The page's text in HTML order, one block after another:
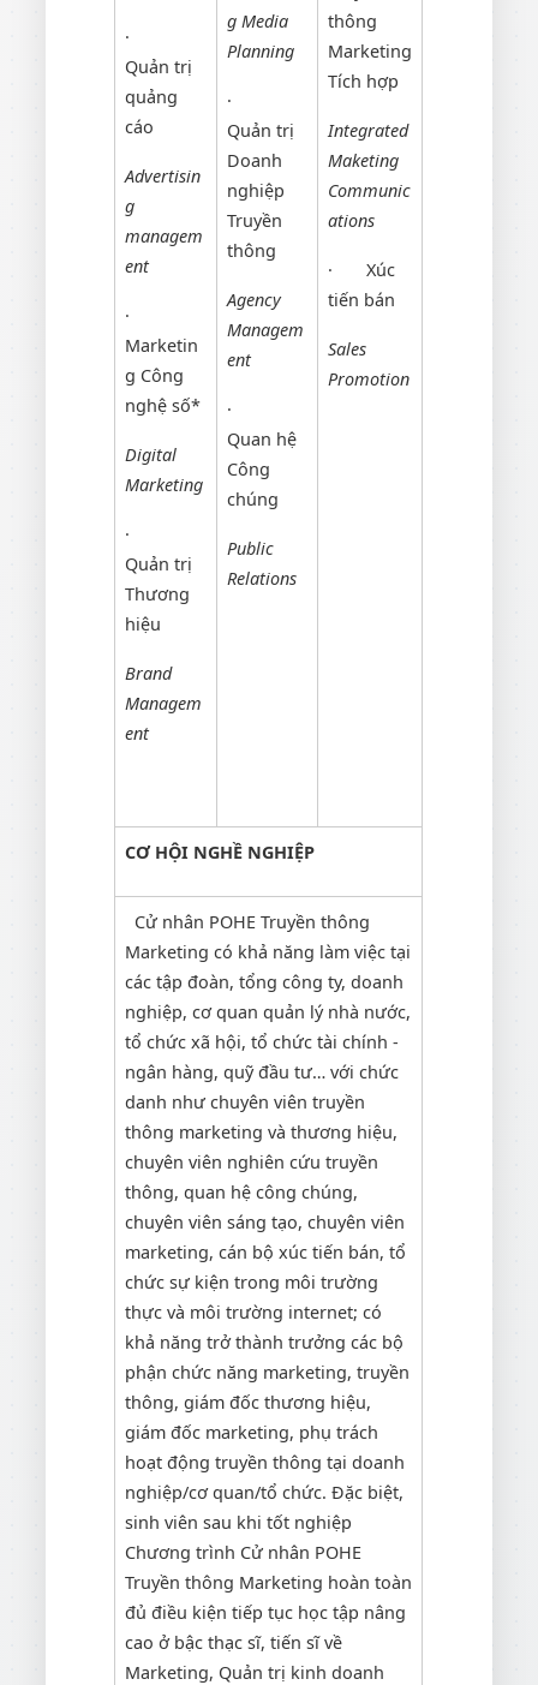
·
Quản trị
quảng
cáo
Advertisin
g
managem
ent
·
Marketin
g Công
nghệ số*
Digital
Marketing
·
Quản trị
Thương
hiệu
Brand
Managem
ent
g Media
Planning
·
Quản trị
Doanh
nghiệp
Truyền
thông
Agency
Managem
ent
·
Quan hệ
Công
chúng
Public
Relations
thông
Marketing
Tích hợp
Integrated
Maketing
Communic
ations
· Xúc
tiến bán
Sales
Promotion
CƠ HỘI NGHỀ NGHIỆP
Cử nhân POHE Truyền thông
Marketing có khả năng làm việc tại
các tập đoàn, tổng công ty, doanh
nghiệp, cơ quan quản lý nhà nước,
tổ chức xã hội, tổ chức tài chính -
ngân hàng, quỹ đầu tư… với chức
danh như chuyên viên truyền
thông marketing và thương hiệu,
chuyên viên nghiên cứu truyền
thông, quan hệ công chúng,
chuyên viên sáng tạo, chuyên viên
marketing, cán bộ xúc tiến bán, tổ
chức sự kiện trong môi trường
thực và môi trường internet; có
khả năng trở thành trưởng các bộ
phận chức năng marketing, truyền
thông, giám đốc thương hiệu,
giám đốc marketing, phụ trách
hoạt động truyền thông tại doanh
nghiệp/cơ quan/tổ chức. Đặc biệt,
sinh viên sau khi tốt nghiệp
Chương trình Cử nhân POHE
Truyền thông Marketing hoàn toàn
đủ điều kiện tiếp tục học tập nâng
cao ở bậc thạc sĩ, tiến sĩ về
Marketing, Quản trị kinh doanh